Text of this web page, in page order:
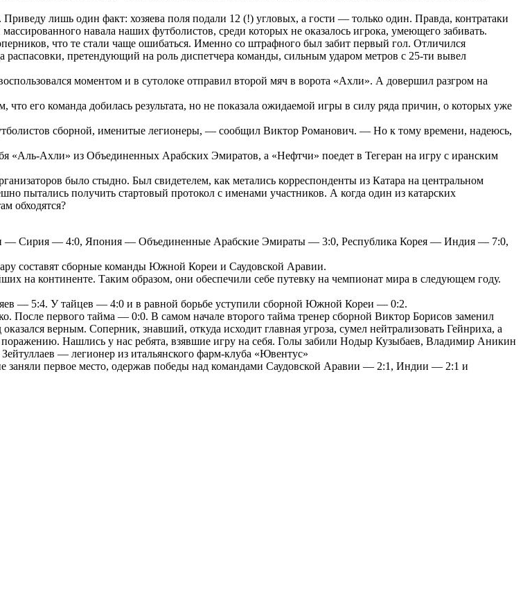
лишь один факт: хозяева поля подали 12 (!) угловых, а гости — только один. Правда, контратаки
навала наших футболистов, среди которых не оказалось игрока, умеющего забивать.
что те стали чаще ошибаться. Именно со штрафного был забит первый гол. Отличился
претендующий на роль диспетчера команды, сильным ударом метров с 25-ти вывел
моментом и в сутолоке отправил второй мяч в ворота «Ахли». А довершил разгром на
его команда добилась результата, но не показала ожидаемой игры в силу ряда причин, о которых уже
сборной, именитые легионеры, — сообщил Виктор Романович. — Но к тому времени, надеюсь,
«Аль-Ахли» из Объединенных Арабских Эмиратов, а «Нефтчи» поедет в Тегеран на игру с иранским
было стыдно. Был свидетелем, как метались корреспонденты из Катара на центральном
пытались получить стартовый протокол с именами участников. А когда один из катарских
обходятся?
— Сирия — 4:0, Япония — Объединенные Арабские Эмираты — 3:0, Республика Корея — Индия — 7:0,
составят сборные команды Южной Кореи и Саудовской Аравии.
на континенте. Таким образом, они обеспечили себе путевку на чемпионат мира в следующем году.
— 5:4. У тайцев — 4:0 и в равной борьбе уступили сборной Южной Кореи — 0:2.
После первого тайма — 0:0. В самом начале второго тайма тренер сборной Виктор Борисов заменил
верным. Соперник, знавший, откуда исходит главная угроза, сумел нейтрализовать Гейнриха, а
поражению. Нашлись у нас ребята, взявшие игру на себя. Голы забили Нодыр Кузыбаев, Владимир Аникин
— легионер из итальянского фарм-клуба «Ювентус»
заняли первое место, одержав победы над командами Саудовской Аравии — 2:1, Индии — 2:1 и